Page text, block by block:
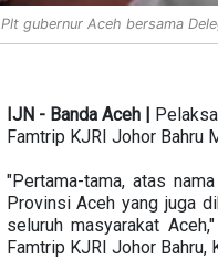
Plt gubernur Aceh bersama
IJN - Banda Aceh |
Famtrip KJRI Johor Bahru
"Pertama-tama, atas
Provinsi Aceh yang juga
seluruh masyarakat
Famtrip KJRI Johor Bahru,